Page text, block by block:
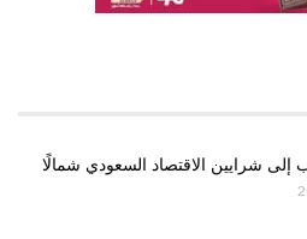
إلى شرايين الاقتصاد السعودي شمالًا